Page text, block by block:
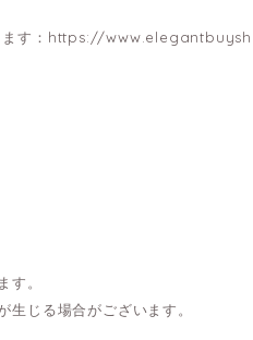
す： https://
す。
じる場合がございます。